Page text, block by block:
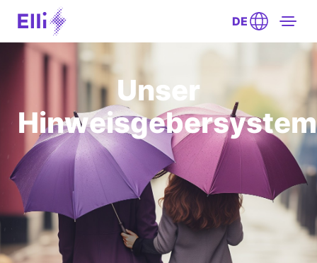
DE
Unser
Hinweisgebersystem